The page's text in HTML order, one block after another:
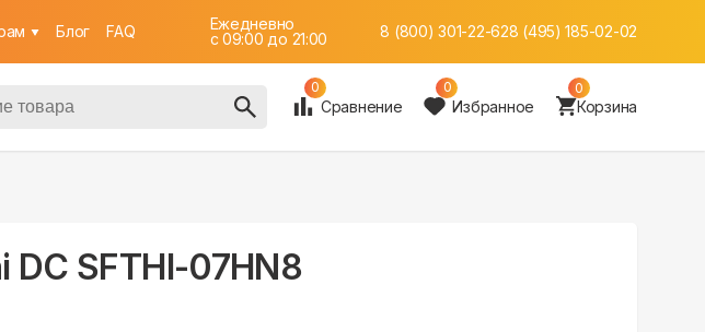
Блог FAQ
Ежедневно
c 09:00 до 21:00
8 (800) 301-22-628 (495) 185-02-02
0
Сравнение
0
Избранное
0
Корзина
DC SFTHI-07HN8